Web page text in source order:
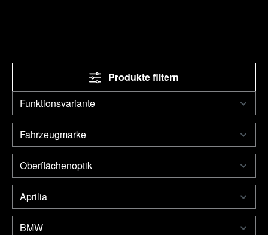
Produkte filtern
Funktionsvariante
Fahrzeugmarke
Oberflächenoptik
Aprilia
BMW